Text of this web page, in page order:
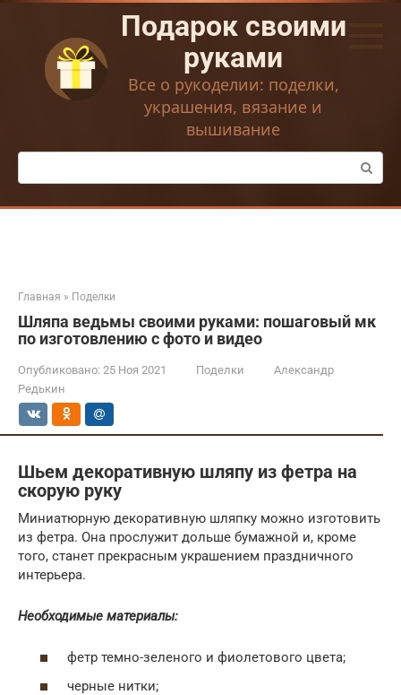
Перейти
контенту
Подарок своими
руками
Все о рукоделии: поделки,
украшения, вязание и
вышивание
Поиск:
Главная » Поделки
Шляпа ведьмы своими руками: пошаговый мк
по изготовлению с фото и видео
Опубликовано: 25 Ноя 2021 Поделки
Александр
Редькин
Шьем декоративную шляпу из фетра на
скорую руку
Миниатюрную декоративную шляпку можно изготовить
из фетра. Она прослужит дольше бумажной и, кроме
того, станет прекрасным украшением праздничного
интерьера.
Необходимые материалы:
фетр темно-зеленого и фиолетового цвета;
черные нитки;